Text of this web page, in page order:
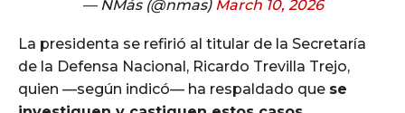
— NMás (@nmas) March 10, 2026
La presidenta se refirió al titular de la Secretaría
de la Defensa Nacional, Ricardo Trevilla Trejo,
quien —según indicó— ha respaldado que se